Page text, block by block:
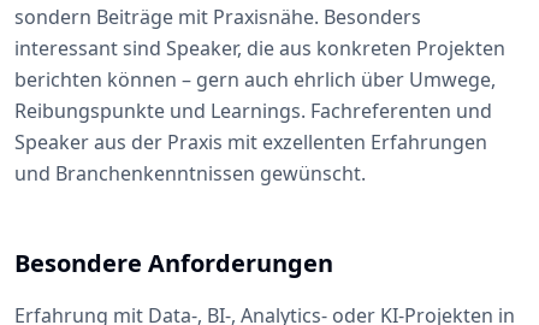
sondern Beiträge mit Praxisnähe. Besonders
interessant sind Speaker, die aus konkreten Projekten
berichten können – gern auch ehrlich über Umwege,
Reibungspunkte und Learnings. Fachreferenten und
Speaker aus der Praxis mit exzellenten Erfahrungen
und Branchenkenntnissen gewünscht.
Besondere Anforderungen
Erfahrung mit Data-, BI-, Analytics- oder KI-Projekten in